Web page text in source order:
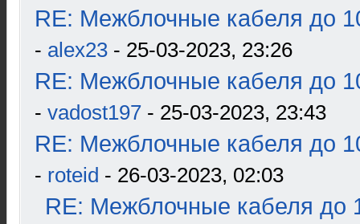
RE: Межблочные кабеля до
- alex23 - 25-03-2023, 23:26
RE: Межблочные кабеля до
- vadost197 - 25-03-2023, 23:43
RE: Межблочные кабеля до
- roteid - 26-03-2023, 02:03
RE: Межблочные кабеля до